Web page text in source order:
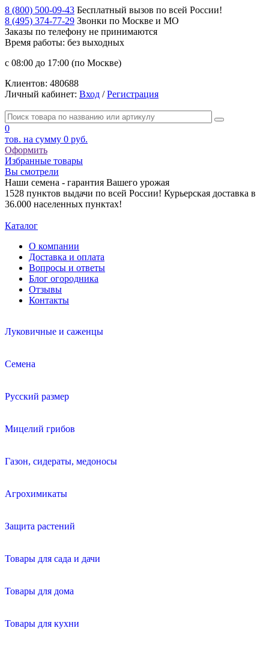
8 (800) 500-09-43 Бесплатный вызов по всей России!
8 (495) 374-77-29 Звонки по Москве и МО
Заказы по телефону не принимаются
Время работы: без выходных
с 08:00 до 17:00 (по Москве)
Клиентов: 480688
Личный кабинет: Вход /Регистрация
0
тов. на сумму 0 руб.
Оформить
Избранные товары
Вы смотрели
Наши семена - гарантия Вашего урожая
1528 пунктов выдачи по всей России! Курьерская доставка в
36.000 населенных пунктах!
Каталог
О компании
Доставка и оплата
Вопросы и ответы
Блог огородника
Отзывы
Контакты
Луковичные и саженцы
Семена
Русский размер
Мицелий грибов
Газон, сидераты, медоносы
Агрохимикаты
Защита растений
Товары для сада и дачи
Товары для дома
Товары для кухни